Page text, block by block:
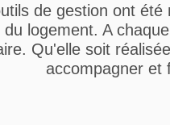
de gestion ont
du logement. A
Qu'elle soit
accompagner et